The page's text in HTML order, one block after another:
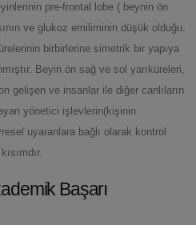
pre-frontal lobe ( beynin ön
ve glukoz emiliminin düşük olduğu,
birbirlerine simetrik bir yapıya
Beyin ön sağ ve sol yarıküreleri,
gelişen ve insanlar ile diğer canlıların
yönetici işlevlerin(kişinin
uyaranlara bağlı olarak kontrol
Başarı